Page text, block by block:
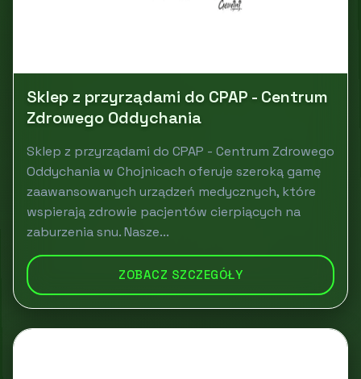
Sklep z przyrządami do CPAP - Centrum
Zdrowego Oddychania
Sklep z przyrządami do CPAP - Centrum Zdrowego
Oddychania w Chojnicach oferuje szeroką gamę
zaawansowanych urządzeń medycznych, które
wspierają zdrowie pacjentów cierpiących na
zaburzenia snu. Nasze...
ZOBACZ SZCZEGÓŁY